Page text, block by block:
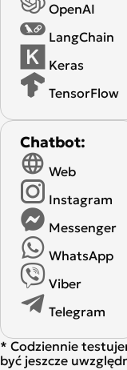
OpenAI
LangChain
Keras
TensorFlow
Chatbot:
Web
Instagram
Messenger
WhatsApp
Viber
Telegram
* Codziennie
być jeszcze